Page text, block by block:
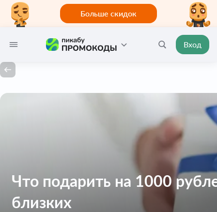
Больше скидок
Вход
Что подарить на 1000
близких